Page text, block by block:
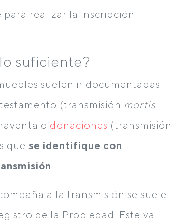
realizar la inscripción
suficiente?
suelen ir documentadas
(transmisión mortis
o donaciones (transmisión
que se identifique con
a la transmisión se suele
de la Propiedad. Este va